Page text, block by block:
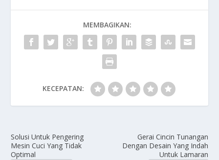
MEMBAGIKAN:
KECEPATAN:
Solusi Untuk Pengering
Mesin Cuci Yang Tidak
Optimal
Gerai Cincin Tunangan
Dengan Desain Yang Indah
Untuk Lamaran